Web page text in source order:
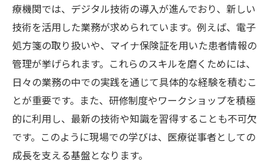
療機関では、デジタル技術の導入が進んでおり、新しい
技術を活用した業務が求められています。例えば、電子
処方箋の取り扱いや、マイナ保険証を用いた患者情報の
管理が挙げられます。これらのスキルを磨くためには、
日々の業務の中での実践を通じて具体的な経験を積むこ
とが重要です。また、研修制度やワークショップを積極
的に利用し、最新の技術や知識を習得することも不可欠
です。このように現場での学びは、医療従事者としての
成長を支える基盤となります。